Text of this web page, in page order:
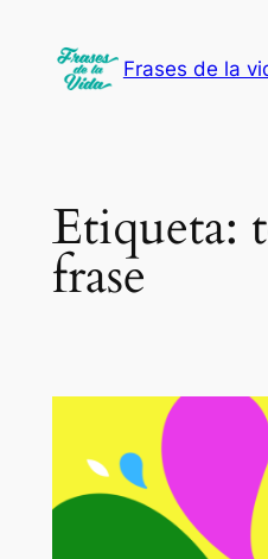
contenido
Frases de la
Etiqueta:
frase